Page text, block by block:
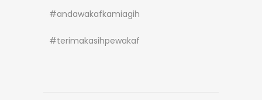
#andawakafkamiagih
#terimakasihpewakaf